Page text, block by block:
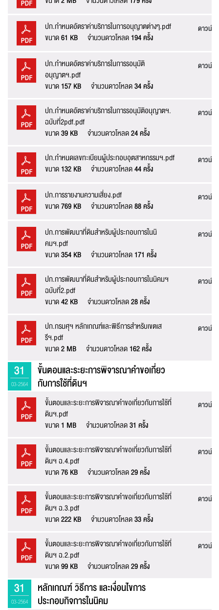
ปก.กำหนดอัตราค่าบริการในการอนุญาตต่างๆ.pdf
ขนาด61 KB จำนวนดาวโหลด194 ครั้ง
ดาวน์โ
ปก.กำหนดอัตราค่าบริการในการรอนุมัติ
อนุญาตฯ.pdf
ขนาด157 KB จำนวนดาวโหลด34 ครั้ง
ดาวน์โ
ปก.กำหนดอัตราค่าบริการในการรอนุมัติอนุญาตฯ.
ฉบับที่2pdf.pdf
ขนาด39 KB จำนวนดาวโหลด24 ครั้ง
ดาวน์โ
ปก.กำหนดเลขทะเบียนผู้ประกอบอุตสาหกรรมฯ.pdf
ขนาด132 KB จำนวนดาวโหลด44 ครั้ง
ดาวน์โ
ปก.การรายงานความเสี่ยง.pdf
ขนาด769 KB จำนวนดาวโหลด88 ครั้ง
ดาวน์โ
ปก.การพัฒนาที่ดินสำหรับผู้ประกอบการในนิ
คมฯ.pdf
ขนาด354 KB จำนวนดาวโหลด171 ครั้ง
ดาวน์โ
ปก.การพัฒนาที่ดินสำหรับผู้ประกอบการในนิคมฯ
ฉบับที่2.pdf
ขนาด42 KB จำนวนดาวโหลด28 ครั้ง
ดาวน์โ
ปก.กรมศุฯ หลักเกณฑ์และพิธีการสำหรับเขตเส
รีฯ.pdf
ขนาด2 MB จำนวนดาวโหลด162 ครั้ง
ดาวน์โ
31
03-2564
ขั้นตอนและระยะการพิจารณาคำขอเกี่ยว
กับการใช้ที่ดินฯ
ขั้นตอนและระยะการพิจารณาคำขอเกี่ยวกับการใช้ที่
ดินฯ.pdf
ขนาด1 MB จำนวนดาวโหลด31 ครั้ง
ดาวน์โ
ขั้นตอนและระยะการพิจารณาคำขอเกี่ยวกับการใช้ที่
ดินฯ ฉ.4.pdf
ขนาด76 KB จำนวนดาวโหลด29 ครั้ง
ดาวน์โ
ขั้นตอนและระยะการพิจารณาคำขอเกี่ยวกับการใช้ที่
ดินฯ ฉ.3.pdf
ขนาด222 KB จำนวนดาวโหลด33 ครั้ง
ดาวน์โ
ขั้นตอนและระยะการพิจารณาคำขอเกี่ยวกับการใช้ที่
ดินฯ ฉ.2.pdf
ขนาด99 KB จำนวนดาวโหลด29 ครั้ง
ดาวน์โ
31
03-2564
หลักเกณฑ์ วิธีการ และเงื่อนไขการ
ประกอบกิจการในนิคม
นามสกุล :
อีเมล :
ข้อความ* :
ส่งข้อความ
ระบบได้ทำรับเรื่องแล้ว
ขอบคุณสำหรับการแจ้งข้อผิดพลาด ทางหน่วยงานจะรีบ
ทำการแก้ไข และปรับปรุงเพื่อกาให้บริการที่ดีขึ้น